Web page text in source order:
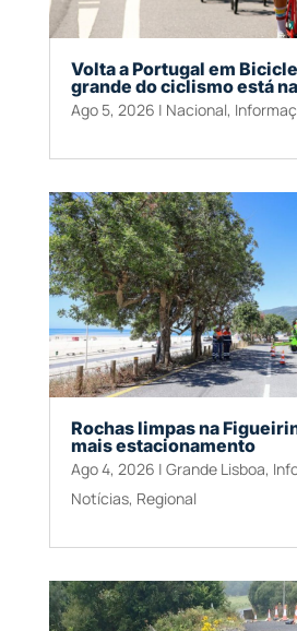
Volta a Portugal em
grande do ciclismo está
Ago 5, 2026 | Nacional,
Rochas limpas na
mais estacionamento
Ago 4, 2026 | Grande Lisboa,
Notícias, Regional